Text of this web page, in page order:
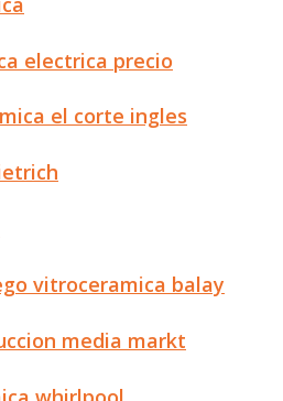
electrica precio
el corte ingles
vitroceramica balay
media markt